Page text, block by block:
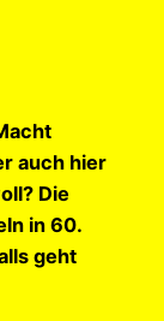
auch hier
Die
in 60.
geht